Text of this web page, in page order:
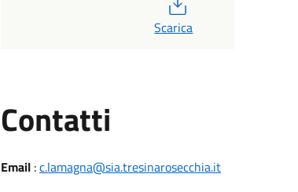
Scarica
Contatti
Email:c.lamagna@sia.tresinarosecchia.it